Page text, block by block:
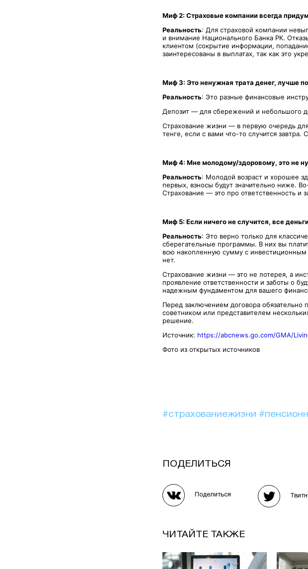
Миф 2: Страховые компании всегда
Реальность: Для страховой компании
и внимание Национального Банка РК.
клиентом (сокрытие информации,
заинтересованы в выплатах, так как это
Миф 3: Это ненужная трата денег, лучше
Реальность: Это разные финансовые
Депозит — для сбережений и небольшого
Страхование жизни — в первую очередь
тенге, если с вами что-то случится завтра.
Миф 4: Мне молодому/здоровому, это не
Реальность: Молодой возраст и хорошее
первых, взносы будут значительно ниже.
Страхование — это про ответственность и
Миф 5: Если ничего не случится, все
Реальность: Это верно только для
сберегательные программы. В них вы
всю накопленную сумму с
нет.
Страхование жизни — это не лотерея, а
проявление ответственности и заботы о
надежным фундаментом для вашего
Перед заключением договора обязательно
советником или представителем
решение.
Источник: https://abcnews.go.com/GMA/
Фото из открытых источников
#страхованиежизни
ПОДЕЛИТЬСЯ
Поделиться
ЧИТАЙТЕ ТАКЖЕ